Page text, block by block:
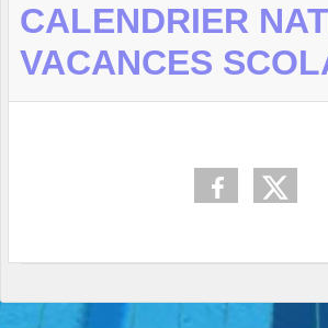
CALENDRIER
VACANCES